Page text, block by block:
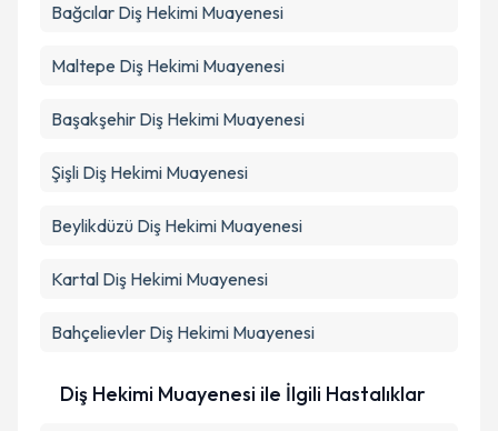
Bağcılar Diş Hekimi Muayenesi
Maltepe Diş Hekimi Muayenesi
Başakşehir Diş Hekimi Muayenesi
Şişli Diş Hekimi Muayenesi
Beylikdüzü Diş Hekimi Muayenesi
Kartal Diş Hekimi Muayenesi
Bahçelievler Diş Hekimi Muayenesi
Diş Hekimi Muayenesi ile İlgili Hastalıklar